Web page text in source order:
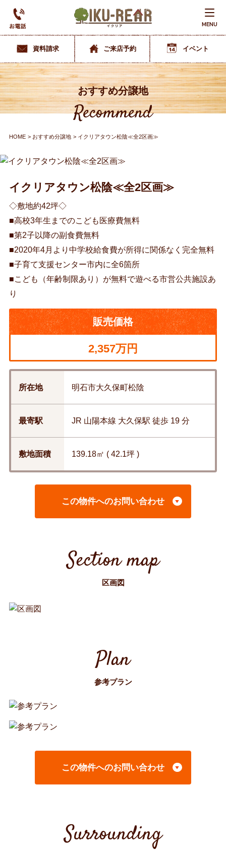
MENU
資料請求 ご来店予約 イベント
おすすめ分譲地
Recommend
HOME おすすめ分譲地 イクリアタウン松陰≪全2区画≫
イクリアタウン松陰≪全2区画≫
◇敷地約42坪◇
■高校3年生までのこども医療費無料
■第2子以降の副食費無料
■2020年4月より中学校給食費が所得に関係なく完全無料
■子育て支援センター市内に全6箇所
■こども（年齢制限あり）が無料で遊べる市営公共施設あ
り
販売価格
2,357万円
所在地 明石市大久保町松陰
最寄駅 JR 山陽本線 大久保駅 徒歩 19 分
敷地面積 139.18㎡ ( 42.1坪 )
この物件へのお問い合わせ
Section map
区画図
Plan
参考プラン
この物件へのお問い合わせ
Surrounding